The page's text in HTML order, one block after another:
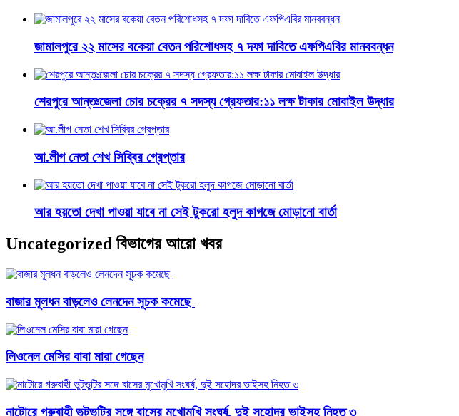
জামালপুরে ২২ মাসের বকেয়া বেতন পরিশোধসহ ৭ দফা দাবিতে এফপিএবির মানববন্ধন
শেরপুরে আন্তঃজেলা চোর চক্রের ৭ সদস্য গ্রেফতার:১১ লক্ষ টাকার মোবাইল উদ্ধার
আ.লীগ নেতা শেখ সিব্বির গ্রেপ্তার
আর হয়তো দেখা পাওয়া যাবে না সেই টুকরো হলুদ কাগজে মোড়ানো বার্তা
Uncategorized বিভাগের আরো খবর
বাজার মূলধন বাড়লেও লেনদেন সূচক কমেছে
লিওনেল মেসির বাবা মারা গেছেন
নাটোরে গরুবাহী ভুটভুটির সঙ্গে বাসের মুখোমুখি সংঘর্ষ, দুই সহোদর ভাইসহ নিহত ৩